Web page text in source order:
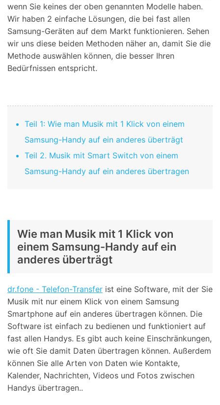
wenn Sie keines der oben genannten Modelle haben.
Wir haben 2 einfache Lösungen, die bei fast allen
Samsung-Geräten auf dem Markt funktionieren. Sehen
wir uns diese beiden Methoden näher an, damit Sie die
Methode auswählen können, die besser Ihren
Bedürfnissen entspricht.
Teil 1: Wie man Musik mit 1 Klick von einem
Samsung-Handy auf ein anderes überträgt
Teil 2. Musik mit Smart Switch von einem
Samsung-Handy auf ein anderes übertragen
Wie man Musik mit 1 Klick von
einem Samsung-Handy auf ein
anderes überträgt
dr.fone - Telefon-Transfer ist eine Software, mit der Sie
Musik mit nur einem Klick von einem Samsung
Smartphone auf ein anderes übertragen können. Die
Software ist einfach zu bedienen und funktioniert auf
fast allen Handys. Es gibt auch keine Einschränkungen,
wie oft Sie damit Daten übertragen können. Außerdem
können Sie alle Arten von Daten wie Kontakte,
Kalender, Nachrichten, Videos und Fotos zwischen
Handys übertragen..